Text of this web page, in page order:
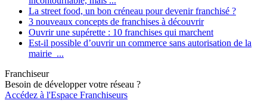
La street food, un bon créneau pour devenir franchisé ?
3 nouveaux concepts de franchises à découvrir
Ouvrir une supérette : 10 franchises qui marchent
Est-il possible d’ouvrir un commerce sans autorisation de la
mairie ...
Franchiseur
Besoin de développer votre réseau ?
Accédez à l'Espace Franchiseurs